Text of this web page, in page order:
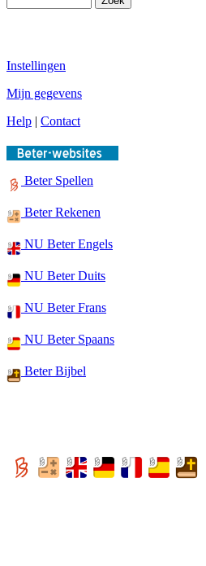
Instellingen
Mijn gegevens
Help | Contact
Beter Spellen
Beter Rekenen
NU Beter Engels
NU Beter Duits
NU Beter Frans
NU Beter Spaans
Beter Bijbel